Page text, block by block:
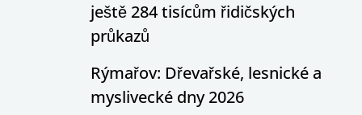
ještě 284 tisícům řidičských
průkazů
Rýmařov: Dřevařské, lesnické a
myslivecké dny 2026